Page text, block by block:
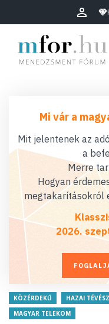
Mi vár a
Mit jelentenek az
a
Merre
Hogyan
megtakarításokról
2026.
KÖZÉRDEKŰ HAZAI
MAGYAR TELEKOM